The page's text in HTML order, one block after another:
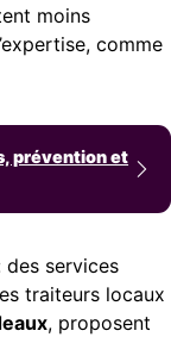
moins
comme
prévention et
des services
traiteurs locaux
, proposent